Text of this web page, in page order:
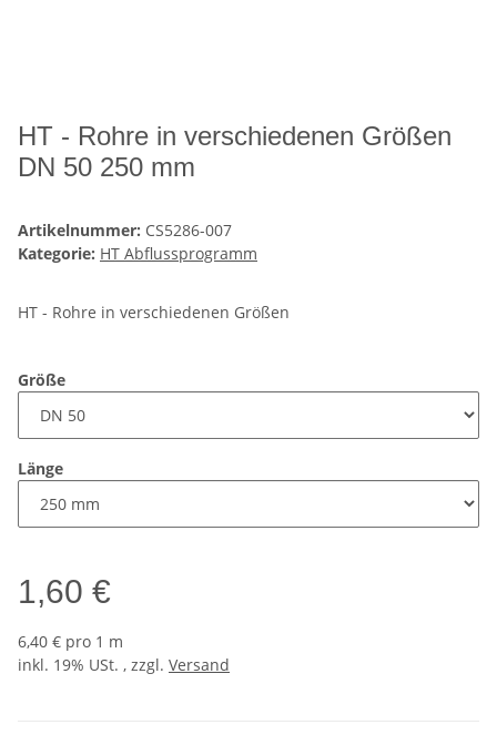
HT - Rohre in verschiedenen Größen
DN 50 250 mm
Artikelnummer: CS5286-007
Kategorie: HT Abflussprogramm
HT - Rohre in verschiedenen Größen
Größe
Länge
1,60 €
6,40 € pro 1 m
inkl. 19% USt. , zzgl. Versand